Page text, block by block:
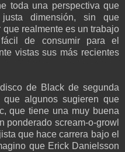
toda una perspectiva que
dimensión, sin que
realmente es un trabajo
de consumir para el
vistas sus más recientes
de Black de segunda
algunos sugieren que
que tiene una muy buena
ponderado scream-o-growl
que hace carrera bajo el
que Erick Danielsson